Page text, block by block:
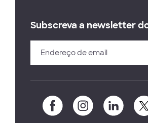
Subscreva a newsletter